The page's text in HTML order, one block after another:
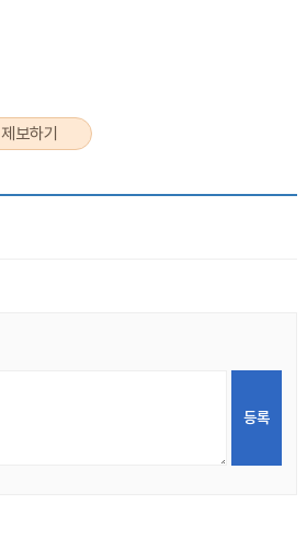
제보하기